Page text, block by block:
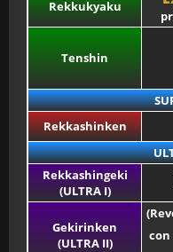
Rekkukyaku
Tenshin
Rekkashinken
Rekkashingeki
(ULTRA I)
Gekirinken
(ULTRA II)